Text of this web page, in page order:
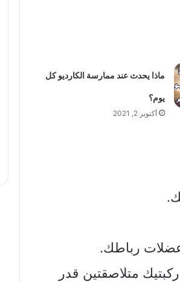
ماذا يحدث عند ممارسة الكارديو كل
يوم؟
أكتوبر 2, 2021
رباطك.
متلاصقتين قدر